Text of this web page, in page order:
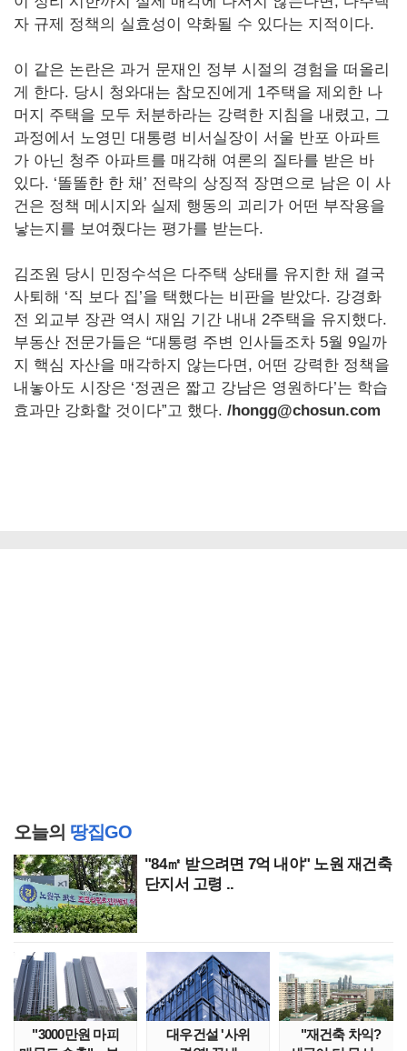
자 규제 정책의 실효성이 약화될 수 있다는 지적이다.
이 같은 논란은 과거 문재인 정부 시절의 경험을 떠올리
게 한다. 당시 청와대는 참모진에게 1주택을 제외한 나
머지 주택을 모두 처분하라는 강력한 지침을 내렸고, 그
과정에서 노영민 대통령 비서실장이 서울 반포 아파트
가 아닌 청주 아파트를 매각해 여론의 질타를 받은 바
있다. ‘똘똘한 한 채’ 전략의 상징적 장면으로 남은 이 사
건은 정책 메시지와 실제 행동의 괴리가 어떤 부작용을
낳는지를 보여줬다는 평가를 받는다.
김조원 당시 민정수석은 다주택 상태를 유지한 채 결국
사퇴해 ‘직 보다 집’을 택했다는 비판을 받았다. 강경화
전 외교부 장관 역시 재임 기간 내내 2주택을 유지했다.
부동산 전문가들은 “대통령 주변 인사들조차 5월 9일까
지 핵심 자산을 매각하지 않는다면, 어떤 강력한 정책을
내놓아도 시장은 ‘정권은 짧고 강남은 영원하다’는 학습
효과만 강화할 것이다”고 했다. /hongg@chosun.com
오늘의 땅집GO
"84㎡ 받으려면 7억 내야" 노원 재건축
단지서 고령 ..
"3000만원 마피
대우건설 '사위
"재건축 차익?